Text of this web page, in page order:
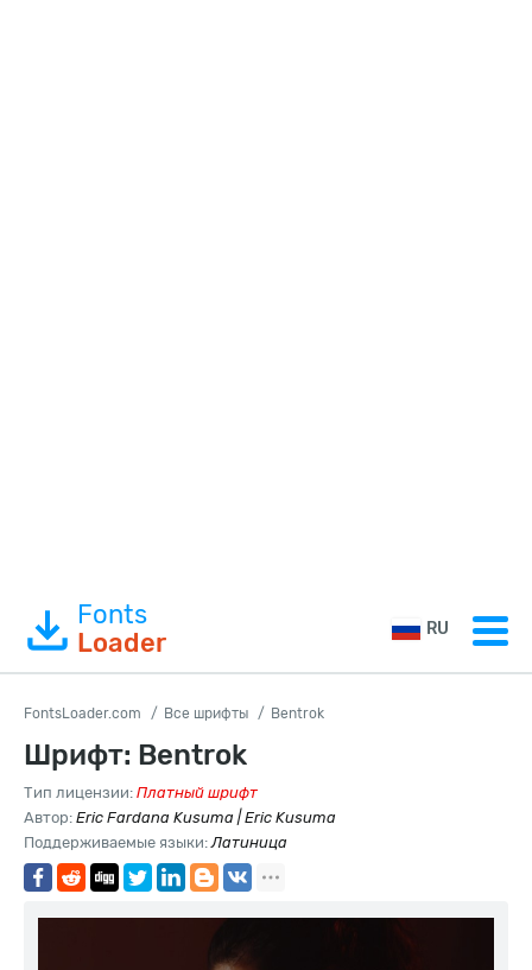
Fonts
Loader
RU
FontsLoader.com Все шрифты Bentrok
Шрифт: Bentrok
Тип лицензии: Платный шрифт
Автор: Eric Fardana Kusuma | Eric Kusuma
Поддерживаемые языки:Латиница